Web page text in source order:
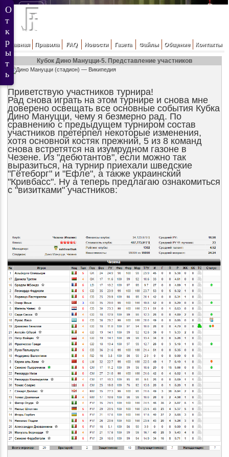
Главная Правила FAQ Новости Газета Файлы Общение Контакты
Кубок Дино Мануцци-5. Представление участников
Приветствую участников турнира!
Рад снова играть на этом турнире и снова мне
доверено освещать все основные события Кубка
Дино Мануцци, чему я безмерно рад. По
сравнению с предыдущем турниром состав
участников претерпел некоторые изменения,
хотя основной костяк прежний, 5 из 8 команд
снова встретятся на изумрудном газоне в
Чезене. Из "дебютантов", если можно так
выразиться, на турнир приехали шведские
"Гётеборг" и "Ефле", а также украинский
"Кривбасс". Ну а теперь предлагаю ознакомиться
с "визитками" участников: